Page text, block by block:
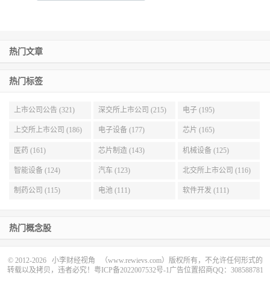
热门文章
热门标签
上市公司公告 (321) 深交所上市公司 (215) 电子 (195)
上交所上市公司 (186) 电子设备 (177) 芯片 (165)
医药 (161) 芯片制造 (143) 机械设备 (125)
智能设备 (124) 汽车 (123) 北交所上市公司 (116)
制药公司 (115) 电池 (111) 软件开发 (111)
热门概念股
© 2012-2026 小李财经视角 （www.rewievs.com）版权所有，不允许任何形式的
转载以及拷贝，违者必究！
粤ICP备2022007532号-1 广告位置招商QQ：308588781